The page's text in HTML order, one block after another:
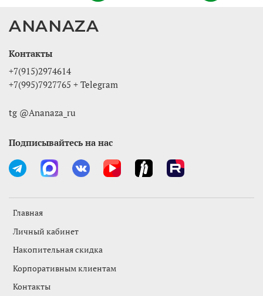
ANANAZA
Главная
Личный кабинет
Накопительная скидка
Корпоративным клиентам
Контакты
Контакты
+7(915)2974614
+7(995)7927765 + Telegram
tg @Ananaza_ru
Подписывайтесь на нас